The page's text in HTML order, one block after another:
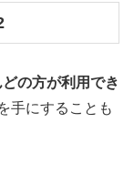
の方が利用でき
手にすることも